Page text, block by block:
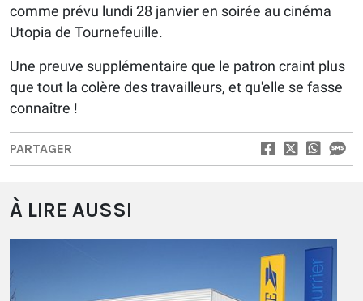
comme prévu lundi 28 janvier en soirée au cinéma
Utopia de Tournefeuille.
Une preuve supplémentaire que le patron craint plus
que tout la colère des travailleurs, et qu'elle se fasse
connaître !
PARTAGER
À LIRE AUSSI